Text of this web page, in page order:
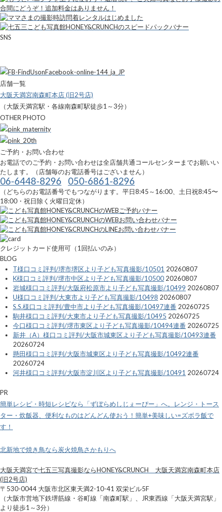
SNS
店舗一覧
大阪天満宮南森町本店 (旧2号店)
（大阪天満宮駅・各線南森町駅徒歩1～3分）
OTHER PHOTO
ご予約・お問い合わせ
お電話でのご予約・お問い合わせは全店舗共通コールセンターまでお願いい
たします。（店舗毎のお電話番号はございません）
06-6448-8296 050-6861-8296
（どちらのお電話番号でもつながります。平日8:45～16:00、土日祝8:45〜
18:00・祝日除く火曜日定休）
クレジットカード使用可（1回払いのみ）
BLOG
T様口コミ評判/堺市堺区より子ども写真撮影/10501 20260807
K様口コミ評判/堺市中区より子ども写真撮影/10500 20260807
岩城様口コミ評判/大阪府松原市より子ども写真撮影/10499 20260807
U様口コミ評判/大東市より子ども写真撮影/10498 20260807
S.S.様口コミ評判/豊中市より子ども写真撮影/10497連番 20260725
駒井様口コミ評判/大東市より子ども写真撮影/10495 20260725
今口様口コミ評判/堺市東区より子ども写真撮影/10494連番 20260725
新井（A）様口コミ評判/大阪市城東区より子ども写真撮影/10493連番
20260724
懸田様口コミ評判/大阪市城東区より子ども写真撮影/10492連番
20260724
河井様口コミ評判/大阪市淀川区より子ども写真撮影/10491 20260724
PR
簡単レシピ・時短レシピなら「ずぼらめしじぇーぴー」へ。レンジ・トース
ター・炊飯器、便利なものはどんどん使おう！簡単+美味しい=ズボラ飯で
す！
北新地で焼き鳥なら炭火焼鳥さかもりへ
大阪天満宮で七五三写真撮影ならHONEY&CRUNCH 大阪天満宮南森町本店
(旧2号店)
〒530-0044 大阪市北区東天満2-10-41 双栄ビル5F
（大阪市営地下鉄堺筋線・谷町線「南森町駅」、JR東西線「大阪天満宮駅」
より徒歩1～3分）